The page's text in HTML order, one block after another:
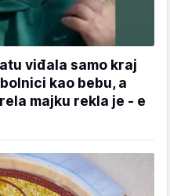
viđala samo kraj
kao bebu, a
majku rekla je - e